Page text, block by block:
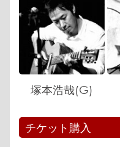
塚本浩哉(G)
チケット購入